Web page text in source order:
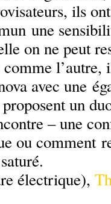
ils
une
on ne peut
comme l’autre,
avec une
un
– une
ou comment
électrique),